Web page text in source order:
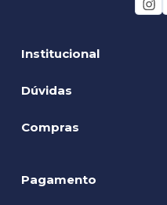
Institucional
Dúvidas
Compras
Pagamento